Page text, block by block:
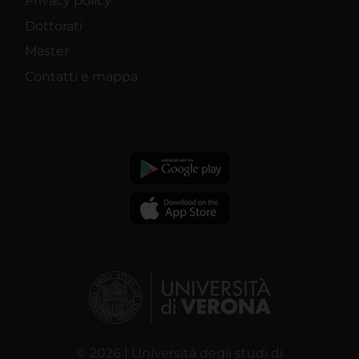
Dottorati
Master
Contatti e mappa
© 2026 | Università degli studi di